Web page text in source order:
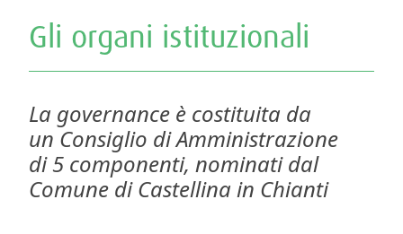
Gli organi istituzionali
La governance è costituita da
un Consiglio di Amministrazione
di 5 componenti, nominati dal
Comune di Castellina in Chianti